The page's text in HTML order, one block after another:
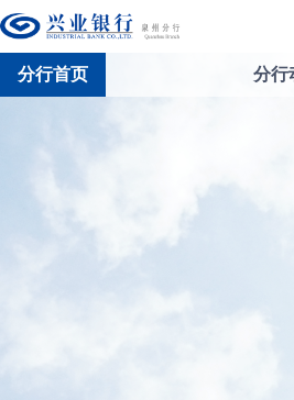
分行首页 分行